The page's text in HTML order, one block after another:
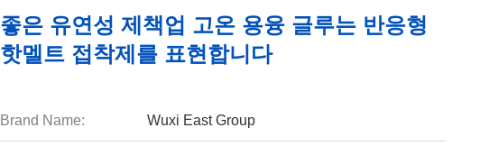
좋은 유연성 제책업 고온 용융 글루는 반응형
핫멜트 접착제를 표현합니다
Brand Name: Wuxi East Group